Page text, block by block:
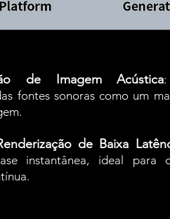
de Imagem Acústica
fontes sonoras como um
de Baixa
instantânea, ideal para